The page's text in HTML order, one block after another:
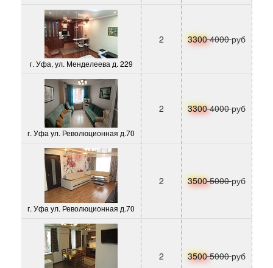
г. Уфа, ул. Менделеева д. 229
2 33004000руб
г. Уфа ул. Революционная д.70
2 33004000руб
г. Уфа ул. Революционная д.70
2 35005000руб
2 35005000руб